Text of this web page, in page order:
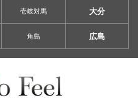
壱岐対馬 大分
角島 広島